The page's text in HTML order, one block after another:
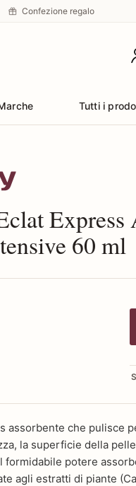
Confezione regalo
Tutti i
Sisley
Express
60 ml
assorbente che pulisce
la superficie della
formidabile potere
agli estratti di piante